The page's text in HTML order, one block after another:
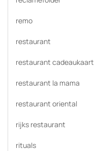
remo
restaurant
restaurant cadeaukaart
restaurant la mama
restaurant oriental
rijks restaurant
rituals